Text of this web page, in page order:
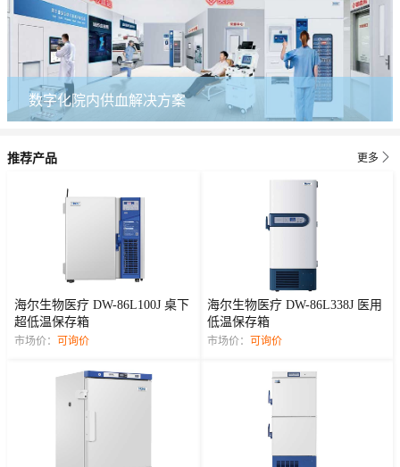
数字化院内供血解决方案
推荐产品 更多 
海尔生物医疗 DW-86L100J 桌下
超低温保存箱
市场价： 可询价
海尔生物医疗 DW-86L338J 医用
低温保存箱
市场价： 可询价